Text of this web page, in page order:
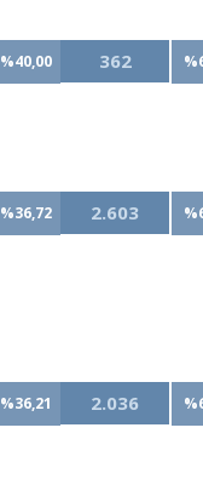
%40,00 362
%36,72 2.603
%36,21 2.036